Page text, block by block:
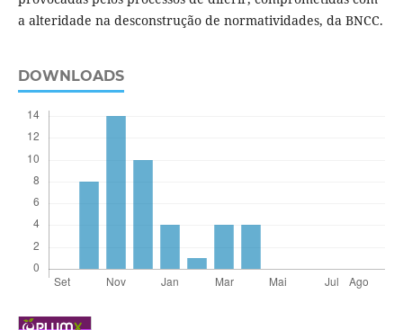
a alteridade na desconstrução de normatividades, da BNCC.
DOWNLOADS